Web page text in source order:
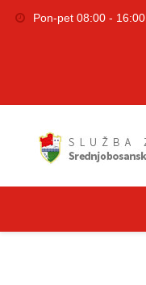
Pon-pet 08:00 - 16:00